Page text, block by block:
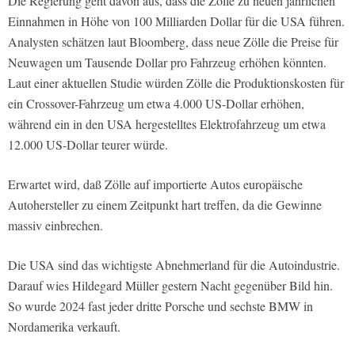
Einnahmen in Höhe von 100 Milliarden Dollar für die USA führen.
Analysten schätzen laut Bloomberg, dass neue Zölle die Preise für
Neuwagen um Tausende Dollar pro Fahrzeug erhöhen könnten.
Laut einer aktuellen Studie würden Zölle die Produktionskosten für
ein Crossover-Fahrzeug um etwa 4.000 US-Dollar erhöhen,
während ein in den USA hergestelltes Elektrofahrzeug um etwa
12.000 US-Dollar teurer würde.
Erwartet wird, daß Zölle auf importierte Autos europäische
Autohersteller zu einem Zeitpunkt hart treffen, da die Gewinne
massiv einbrechen.
Die USA sind das wichtigste Abnehmerland für die Autoindustrie.
Darauf wies Hildegard Müller gestern Nacht gegenüber Bild hin.
So wurde 2024 fast jeder dritte Porsche und sechste BMW in
Nordamerika verkauft.